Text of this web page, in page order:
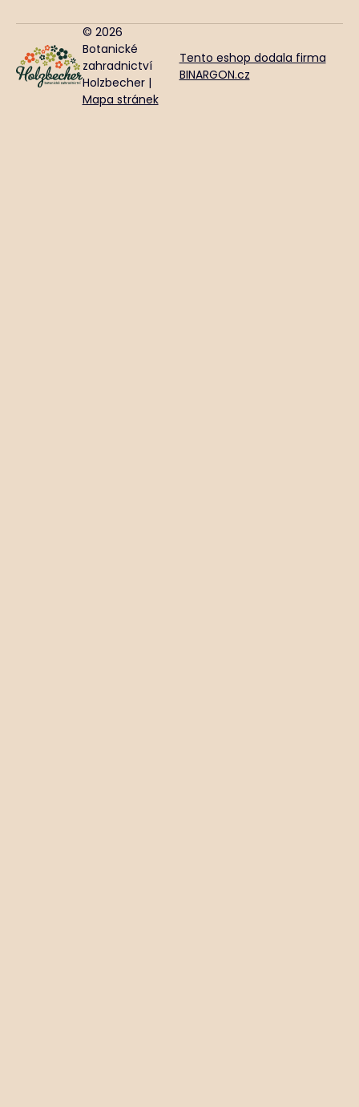
© 2026
Botanické
zahradnictví
Holzbecher |
Mapa stránek
Tento eshop dodala firma
BINARGON.cz